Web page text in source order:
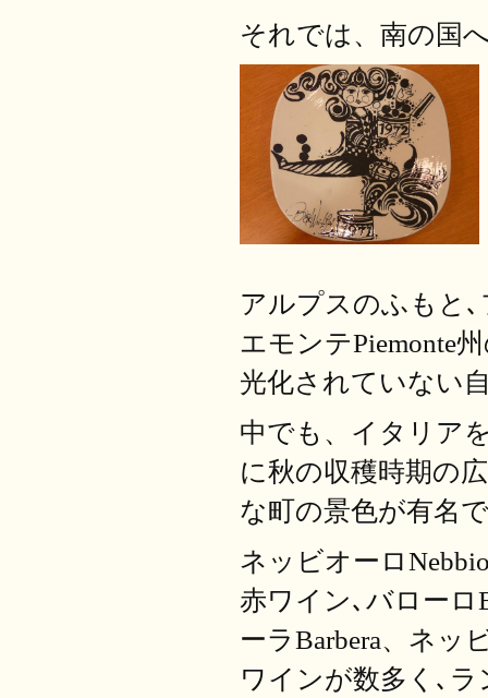
それでは、南の国
アルプスのふもと
エモンテPiemonte
光化されていない
中でも、イタリア
に秋の収穫時期の
な町の景色が有名
ネッビオーロ
赤ワイン､バローロ
ーラBarbera、ネッ
ワインが数多く､